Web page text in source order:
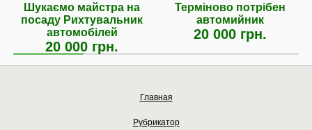
Шукаємо майстра на
посаду Рихтувальник
автомобілей
20 000 грн.
Терміново потрібен
автомийник
20 000 грн.
Главная
Рубрикатор